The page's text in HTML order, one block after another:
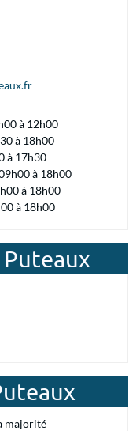
à 12h00
à 18h00
à 17h30
à 18h00
à 18h00
à 18h00
majorité